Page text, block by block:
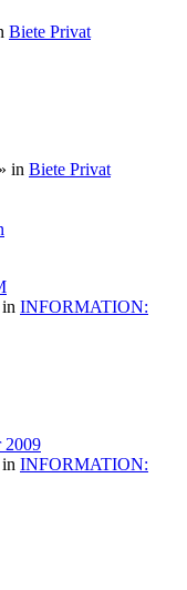
Biete Privat
» in Biete Privat
INFORMATION:
2009
INFORMATION: